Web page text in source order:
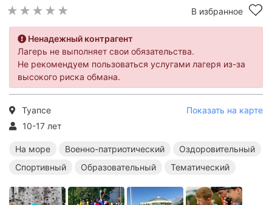
В избранное
Ненадежный контрагент
Лагерь не выполняет свои обязательства.
Не рекомендуем пользоваться услугами лагеря из-за
высокого риска обмана.
Туапсе
Показать на карте
10-17 лет
На море Военно-патриотический
Оздоровительный
Спортивный
Образовательный Тематический
Лагеря на море для детей Детские лагеря на Черном море
Военно-патриотические лагеря в Краснодарском крае
Оздоровительные лагеря в Краснодарском крае
Спортивные лагеря в Краснодарском крае
Тематические лагеря в Краснодарском крае
Военно-патриотические лагеря в Туапсе
Оздоровительные лагеря в Туапсе
Спортивные лагеря в Туапсе